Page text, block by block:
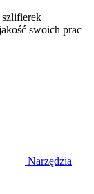
szlifierek
swoich prac
Narzędzia